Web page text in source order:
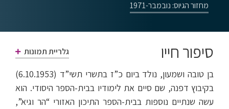
מחזור הגיוס: נובמבר-1971
סיפור חייו גלריית תמונות
בן טובה ושמעון, נולד ביום כ”ז בתשרי תשי”ד (6.10.1953)
בקיבוץ דפנה, שם סיים את לימודיו בבית-הספר היסודי. הוא
עשה שנתיים נוספות בבית-הספר התיכון האזורי “הר וגיא”,